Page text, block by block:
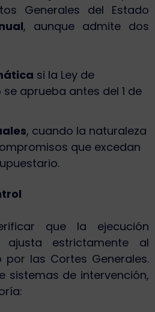
Generales del Estado
, aunque admite dos
si la Ley de
aprueba antes del 1 de
, cuando la naturaleza
que excedan
que la ejecución
ajusta estrictamente al
las Cortes Generales.
sistemas de intervención,